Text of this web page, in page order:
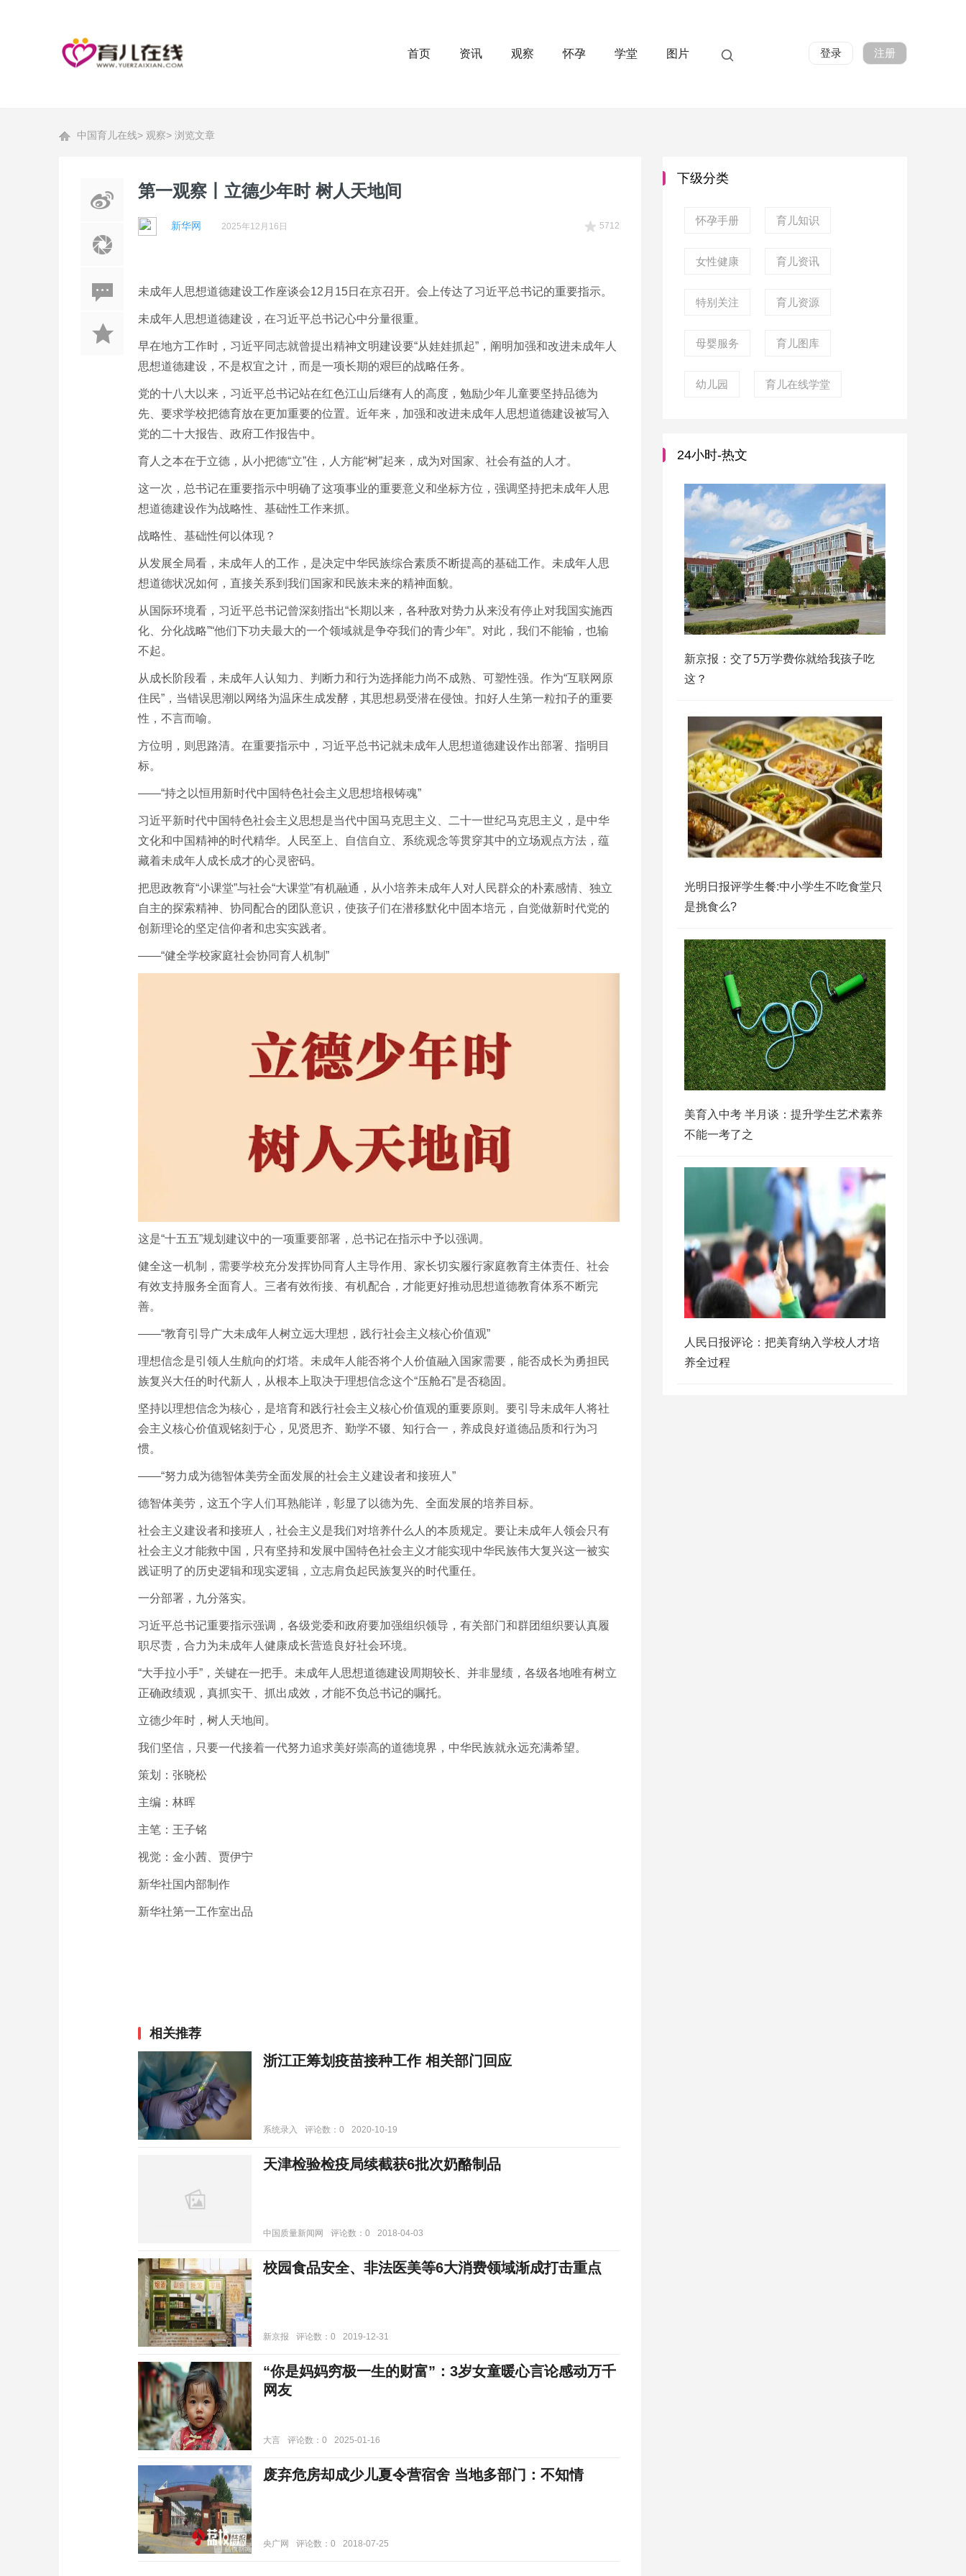
首页 资讯 观察 怀孕 学堂 图片 登录 注册
中国育儿在线> 观察> 浏览文章
第一观察丨立德少年时 树人天地间
5712
新华网 2025年12月16日
未成年人思想道德建设工作座谈会12月15日在京召开。会上传达了习近平总书记的重要指示。
未成年人思想道德建设，在习近平总书记心中分量很重。
早在地方工作时，习近平同志就曾提出精神文明建设要“从娃娃抓起”，阐明加强和改进未成年人
思想道德建设，不是权宜之计，而是一项长期的艰巨的战略任务。
党的十八大以来，习近平总书记站在红色江山后继有人的高度，勉励少年儿童要坚持品德为
先、要求学校把德育放在更加重要的位置。近年来，加强和改进未成年人思想道德建设被写入
党的二十大报告、政府工作报告中。
育人之本在于立德，从小把德“立”住，人方能“树”起来，成为对国家、社会有益的人才。
这一次，总书记在重要指示中明确了这项事业的重要意义和坐标方位，强调坚持把未成年人思
想道德建设作为战略性、基础性工作来抓。
战略性、基础性何以体现？
从发展全局看，未成年人的工作，是决定中华民族综合素质不断提高的基础工作。未成年人思
想道德状况如何，直接关系到我们国家和民族未来的精神面貌。
从国际环境看，习近平总书记曾深刻指出“长期以来，各种敌对势力从来没有停止对我国实施西
化、分化战略”“他们下功夫最大的一个领域就是争夺我们的青少年”。对此，我们不能输，也输
不起。
从成长阶段看，未成年人认知力、判断力和行为选择能力尚不成熟、可塑性强。作为“互联网原
住民”，当错误思潮以网络为温床生成发酵，其思想易受潜在侵蚀。扣好人生第一粒扣子的重要
性，不言而喻。
方位明，则思路清。在重要指示中，习近平总书记就未成年人思想道德建设作出部署、指明目
标。
——“持之以恒用新时代中国特色社会主义思想培根铸魂”
习近平新时代中国特色社会主义思想是当代中国马克思主义、二十一世纪马克思主义，是中华
文化和中国精神的时代精华。人民至上、自信自立、系统观念等贯穿其中的立场观点方法，蕴
藏着未成年人成长成才的心灵密码。
把思政教育“小课堂”与社会“大课堂”有机融通，从小培养未成年人对人民群众的朴素感情、独立
自主的探索精神、协同配合的团队意识，使孩子们在潜移默化中固本培元，自觉做新时代党的
创新理论的坚定信仰者和忠实实践者。
——“健全学校家庭社会协同育人机制”
这是“十五五”规划建议中的一项重要部署，总书记在指示中予以强调。
健全这一机制，需要学校充分发挥协同育人主导作用、家长切实履行家庭教育主体责任、社会
有效支持服务全面育人。三者有效衔接、有机配合，才能更好推动思想道德教育体系不断完
善。
——“教育引导广大未成年人树立远大理想，践行社会主义核心价值观”
理想信念是引领人生航向的灯塔。未成年人能否将个人价值融入国家需要，能否成长为勇担民
族复兴大任的时代新人，从根本上取决于理想信念这个“压舱石”是否稳固。
坚持以理想信念为核心，是培育和践行社会主义核心价值观的重要原则。要引导未成年人将社
会主义核心价值观铭刻于心，见贤思齐、勤学不辍、知行合一，养成良好道德品质和行为习
惯。
——“努力成为德智体美劳全面发展的社会主义建设者和接班人”
德智体美劳，这五个字人们耳熟能详，彰显了以德为先、全面发展的培养目标。
社会主义建设者和接班人，社会主义是我们对培养什么人的本质规定。要让未成年人领会只有
社会主义才能救中国，只有坚持和发展中国特色社会主义才能实现中华民族伟大复兴这一被实
践证明了的历史逻辑和现实逻辑，立志肩负起民族复兴的时代重任。
一分部署，九分落实。
习近平总书记重要指示强调，各级党委和政府要加强组织领导，有关部门和群团组织要认真履
职尽责，合力为未成年人健康成长营造良好社会环境。
“大手拉小手”，关键在一把手。未成年人思想道德建设周期较长、并非显绩，各级各地唯有树立
正确政绩观，真抓实干、抓出成效，才能不负总书记的嘱托。
立德少年时，树人天地间。
我们坚信，只要一代接着一代努力追求美好崇高的道德境界，中华民族就永远充满希望。
策划：张晓松
主编：林晖
主笔：王子铭
视觉：金小茜、贾伊宁
新华社国内部制作
新华社第一工作室出品
相关推荐
浙江正筹划疫苗接种工作 相关部门回应
系统录入 评论数：0 2020-10-19
天津检验检疫局续截获6批次奶酪制品
中国质量新闻网 评论数：0 2018-04-03
校园食品安全、非法医美等6大消费领域渐成打击重点
新京报 评论数：0 2019-12-31
“你是妈妈穷极一生的财富”：3岁女童暖心言论感动万千
网友
大言 评论数：0 2025-01-16
废弃危房却成少儿夏令营宿舍 当地多部门：不知情
央广网 评论数：0 2018-07-25
下级分类
怀孕手册 育儿知识
女性健康 育儿资讯
特别关注 育儿资源
母婴服务 育儿图库
幼儿园 育儿在线学堂
24小时-热文
新京报：交了5万学费你就给我孩子吃
这？
光明日报评学生餐:中小学生不吃食堂只
是挑食么?
美育入中考 半月谈：提升学生艺术素养
不能一考了之
人民日报评论：把美育纳入学校人才培
养全过程